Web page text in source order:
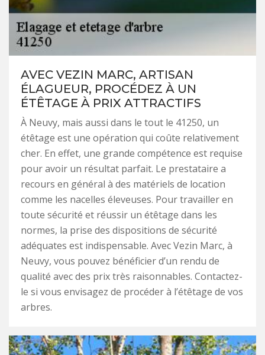
AVEC VEZIN MARC, ARTISAN
ÉLAGUEUR, PROCÉDEZ À UN
ÉTÊTAGE À PRIX ATTRACTIFS
À Neuvy, mais aussi dans le tout le 41250, un
étêtage est une opération qui coûte relativement
cher. En effet, une grande compétence est requise
pour avoir un résultat parfait. Le prestataire a
recours en général à des matériels de location
comme les nacelles éleveuses. Pour travailler en
toute sécurité et réussir un étêtage dans les
normes, la prise des dispositions de sécurité
adéquates est indispensable. Avec Vezin Marc, à
Neuvy, vous pouvez bénéficier d’un rendu de
qualité avec des prix très raisonnables. Contactez-
le si vous envisagez de procéder à l’étêtage de vos
arbres.